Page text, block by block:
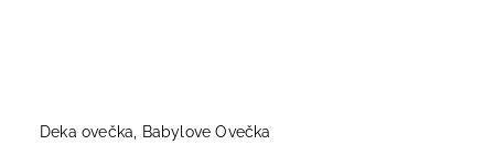
Deka ovečka, Babylove Ovečka